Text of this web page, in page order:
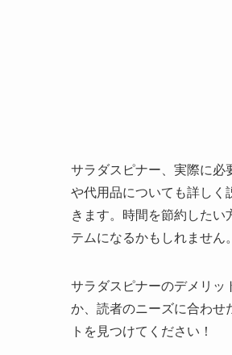
サラダスピナー、実際に必
や代用品についても詳しく
きます。時間を節約したい
テムになるかもしれません。
サラダスピナーのデメリッ
か、読者のニーズに合わせ
トを見つけてください！